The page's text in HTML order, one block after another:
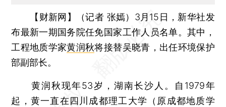
【财新网】（记者 张嫣） 3月15日，新华社发
布最新一期国务院任免国家工作人员名单。其中，
工程地质学家黄润秋将接替吴晓青，出任环境保护
部副部长。
黄润秋现年53岁，湖南长沙人。自1979年
起，黄一直在四川成都理工大学（原成都地质学